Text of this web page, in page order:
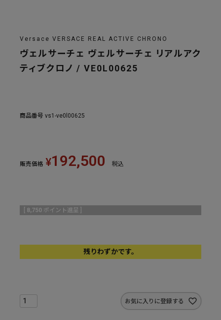
Versace VERSACE REAL ACTIVE CHRONO
ヴェルサーチェ ヴェルサーチェ リアルアク
ティブクロノ / VE0L00625
商品番号 vs1-ve0l00625
販売価格 ¥192,500 税込
8,750 ポイント進呈 ]
残りわずかです。
お気に入りに登録する